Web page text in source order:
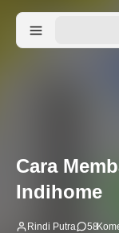
Cara
Indihome
Rindi Putra 58